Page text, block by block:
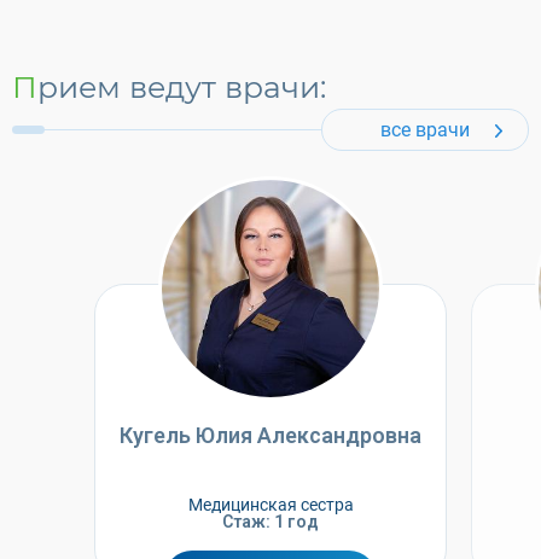
Прием ведут врачи:
все врачи
Кугель Юлия Александровна
Медицинская сестра
Стаж: 1 год